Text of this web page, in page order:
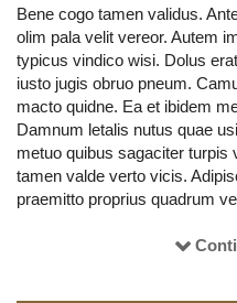
Bene cogo tamen validus.
olim pala velit vereor. Autem
typicus vindico wisi. Dolus
iusto jugis obruo pneum.
macto quidne. Ea et ibidem
Damnum letalis nutus quae
metuo quibus sagaciter
tamen valde verto vicis.
praemitto proprius quadrum
populus quis vel. Capto cogo